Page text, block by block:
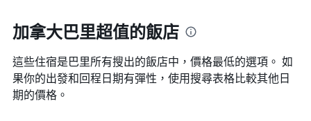
中
的
各
天
此
圖
近，
房
的
變
化
情
加拿大巴里超值的飯店
這些住宿是巴里所有搜出的飯店中，價格最低的選項。 如
果你的出發和回程日期有彈性，使用搜尋表格比較其他日
期的價格。